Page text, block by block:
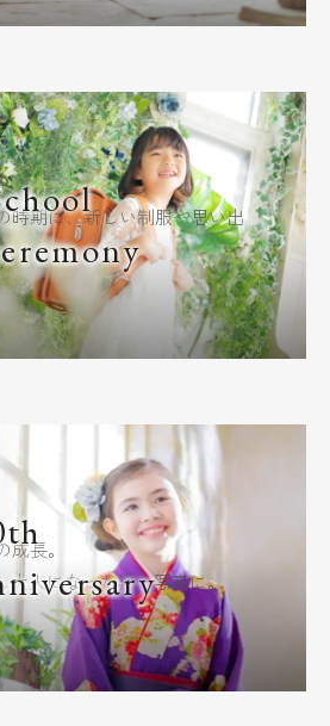
時期に、新しい制服や思い出
長。
大人になった姿を写真に。